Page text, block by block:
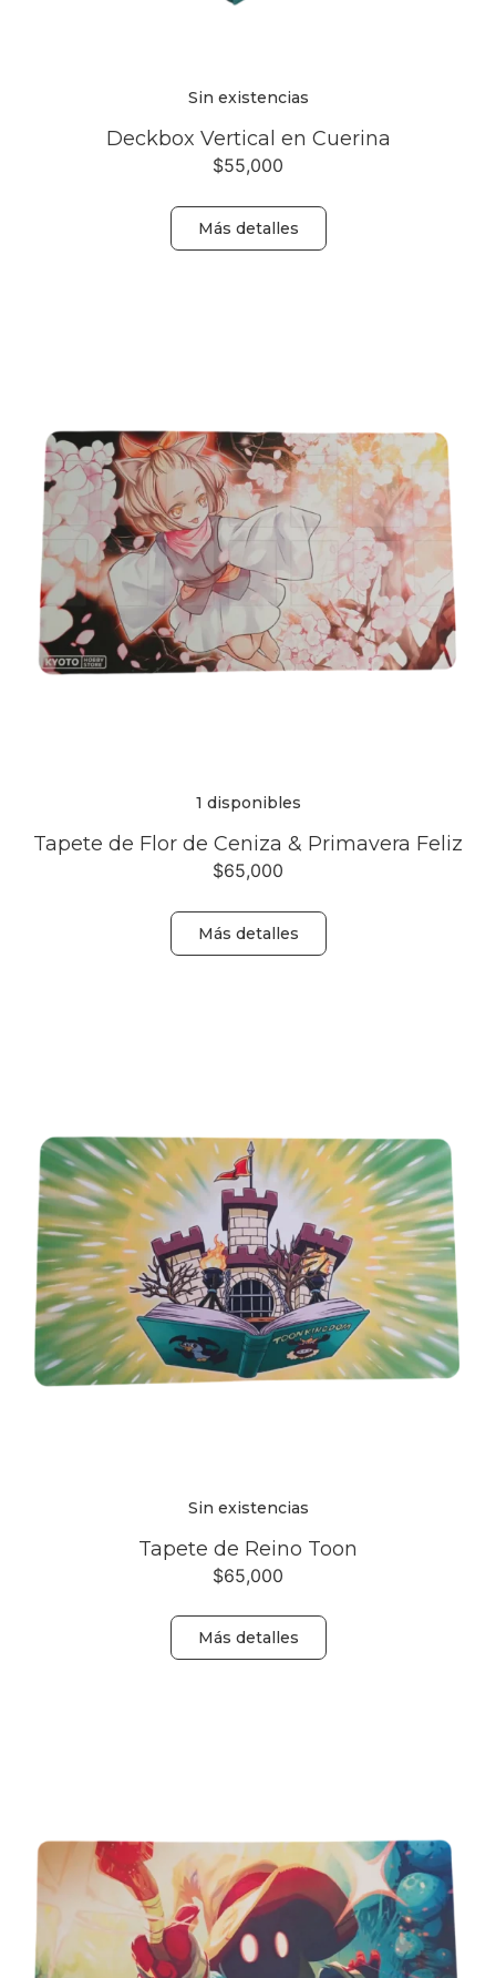
Sin existencias
Deckbox Vertical en Cuerina
$55,000
Más detalles
1 disponibles
Tapete de Flor de Ceniza & Primavera Feliz
$65,000
Más detalles
Sin existencias
Tapete de Reino Toon
$65,000
Más detalles